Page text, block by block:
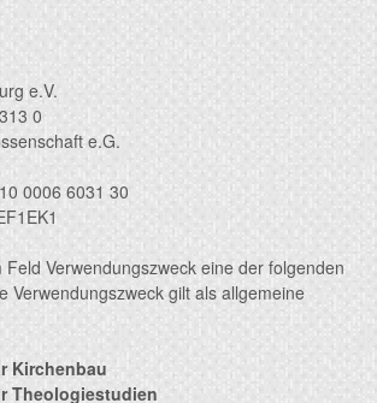
e.V.
0
e.G.
0006 6031 30
Feld Verwendungszweck eine der folgenden
Verwendungszweck gilt als allgemeine
Kirchenbau
Theologiestudien